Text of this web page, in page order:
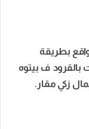
بطريقة
بالقرود ف بيتوه
زكي مقار.